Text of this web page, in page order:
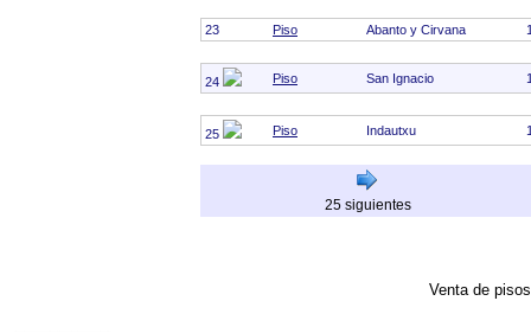
23 Piso Abanto y Cirvana
24 Piso San Ignacio
25 Piso Indautxu
25 siguientes
Venta de